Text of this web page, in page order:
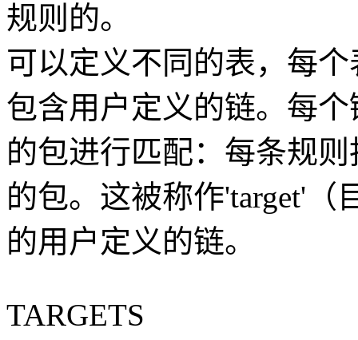
规则的。
可以定义不同的表，每
包含用户定义的链。每
的包进行匹配：每条规
的包。这被称作'target'
的用户定义的链。
TARGETS